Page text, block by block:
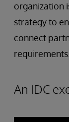
organization
strategy to
connect
requirements.
An IDC